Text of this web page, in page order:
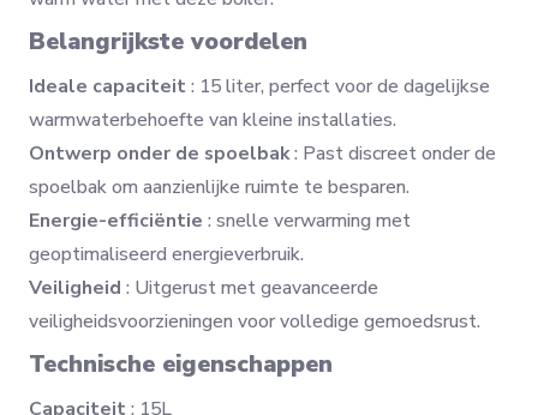
Belangrijkste voordelen
Ideale capaciteit: 15 liter, perfect voor de dagelijkse
warmwaterbehoefte van kleine installaties.
Ontwerp onder de spoelbak: Past discreet onder de
spoelbak om aanzienlijke ruimte te besparen.
Energie-efficiëntie : snelle verwarming met
geoptimaliseerd energieverbruik.
Veiligheid : Uitgerust met geavanceerde
veiligheidsvoorzieningen voor volledige gemoedsrust.
Technische eigenschappen
Capaciteit: 15L